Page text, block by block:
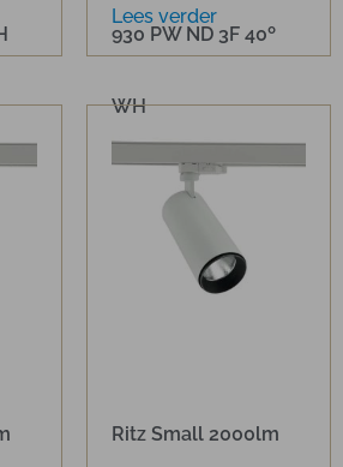
930 PW ND 3F 40º
WH
Lees verder
Ritz Small 2000lm